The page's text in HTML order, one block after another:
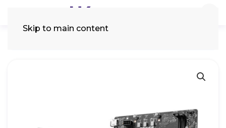
Skip to main content